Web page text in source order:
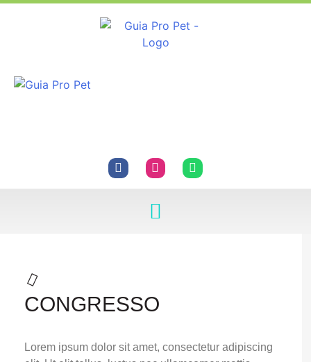
CONGRESSO
Lorem ipsum dolor sit amet, consectetur adipiscing